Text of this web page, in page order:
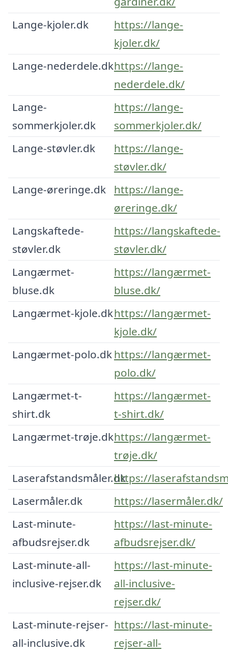
Lange-kjoler.dk
https://lange-
kjoler.dk/
Lange-nederdele.dkhttps://lange-
nederdele.dk/
Lange-
sommerkjoler.dk
https://lange-
sommerkjoler.dk/
Lange-støvler.dk
https://lange-
støvler.dk/
Lange-øreringe.dk
https://lange-
øreringe.dk/
Langskaftede-
støvler.dk
https://langskaftede-
støvler.dk/
Langærmet-
bluse.dk
https://langærmet-
bluse.dk/
Langærmet-kjole.dkhttps://langærmet-
kjole.dk/
Langærmet-polo.dkhttps://langærmet-
polo.dk/
Langærmet-t-
shirt.dk
https://langærmet-
t-shirt.dk/
Langærmet-trøje.dkhttps://langærmet-
trøje.dk/
Laserafstandsmåler.dkhttps://
Lasermåler.dk
https://lasermåler.dk/
Last-minute-
afbudsrejser.dk
https://last-minute-
afbudsrejser.dk/
Last-minute-all-
inclusive-rejser.dk
https://last-minute-
all-inclusive-
rejser.dk/
Last-minute-rejser-
all-inclusive.dk
https://last-minute-
rejser-all-